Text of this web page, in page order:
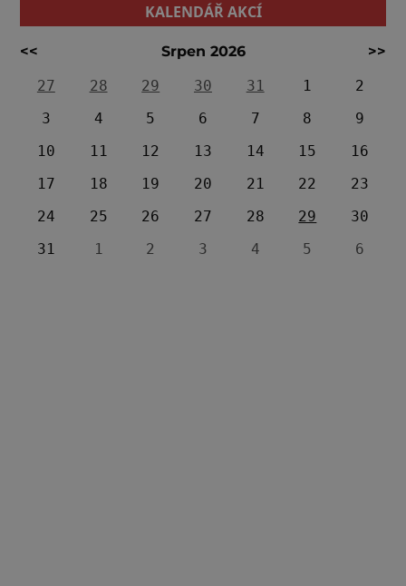
KALENDÁŘ AKCÍ
<< Srpen 2026
>>
27
28 29 30 31 1
2
3
4 5 6 7 8
9
10
11 12 13 14 15
16
17
18 19 20 21 22
23
24
25 26 27 28 29
30
31
1 2 3 4 5 6